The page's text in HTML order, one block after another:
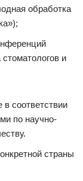
обработка
и
соответствии
по научно-
страны